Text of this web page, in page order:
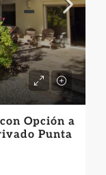
Opción a
Punta